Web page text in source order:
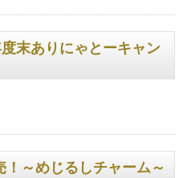
末ありにゃとーキャン
～めじるしチャーム～